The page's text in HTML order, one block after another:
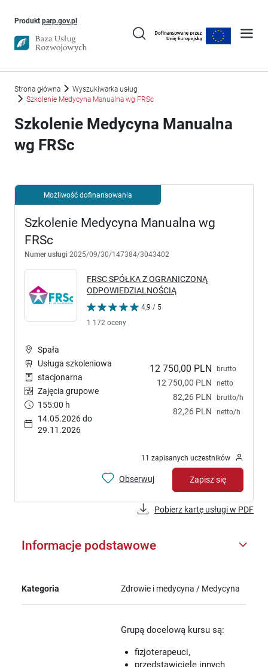
Produkt parp.gov.plUwaga, link otworzy się w nowym oknie
Strona główna
Wyszukiwarka usług
Szkolenie Medycyna Manualna wg FRSc
Szkolenie Medycyna Manualna
wg FRSc
Możliwość dofinansowania
Szkolenie Medycyna Manualna wg
FRSc
Numer usługi 2025/09/30/147384/3043402
FRSC SPÓŁKA Z OGRANICZONĄ
ODPOWIEDZIALNOŚCIĄ
4,9 / 5
1 172 oceny
12 750,00 PLN brutto
12 750,00 PLN netto
82,26 PLN brutto/h
82,26 PLN netto/h
Spała
Usługa szkoleniowa
stacjonarna
Zajęcia grupowe
155:00 h
14.05.2026 do
29.11.2026
11 zapisanych uczestników
Obserwuj Zapisz się
Pobierz kartę usługi w PDF
Informacje podstawowe
Kategoria Zdrowie i medycyna / Medycyna
Grupą docelową kursu są:
fizjoterapeuci,
przedstawiciele innych